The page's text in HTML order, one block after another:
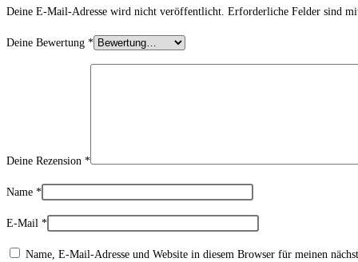
Deine E-Mail-Adresse wird nicht veröffentlicht. Erforderliche Felder sind
Deine Bewertung *
Deine Rezension *
Name *
E-Mail *
Name, E-Mail-Adresse und Website in diesem Browser für meinen